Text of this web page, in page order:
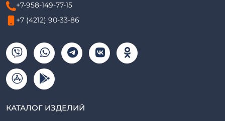
+7-958-149-77-15
+7 (4212) 90-33-86
КАТАЛОГ ИЗДЕЛИЙ